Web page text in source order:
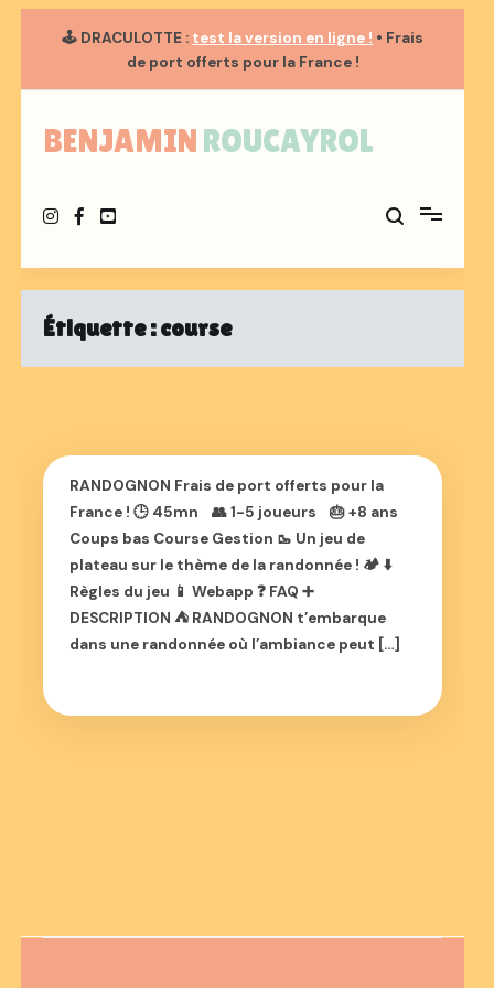
🕹️ DRACULOTTE : test la version en ligne ! • Frais
de port offerts pour la France !
contenu
BENJAMIN ROUCAYROL
Étiquette :course
RANDOGNON Frais de port offerts pour la
France ! 🕒 45mn 👥 1-5 joueurs 🎂 +8 ans
Coups bas Course Gestion 🥾 Un jeu de
plateau sur le thème de la randonnée ! 🏕️ ⬇️
Règles du jeu 📱 Webapp ❓ FAQ ➕
DESCRIPTION ⛺ RANDOGNON t’embarque
dans une randonnée où l’ambiance peut […]